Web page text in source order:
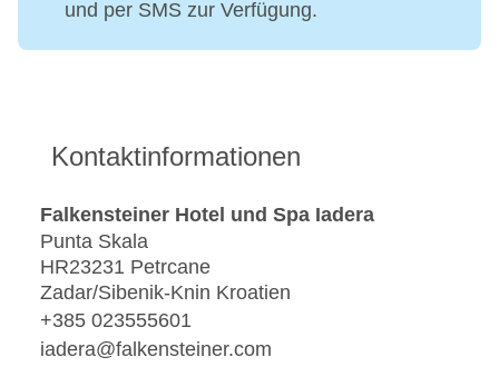
und per SMS zur Verfügung.
Kontaktinformationen
Falkensteiner Hotel und Spa Iadera
Punta Skala
HR23231 Petrcane
Zadar/Sibenik-Knin Kroatien
+385 023555601
iadera@falkensteiner.com